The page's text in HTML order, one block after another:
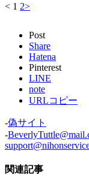
< 1 2>
Post
Share
Hatena
Pinterest
LINE
note
URLコピー
-偽サイト
-
関連記事